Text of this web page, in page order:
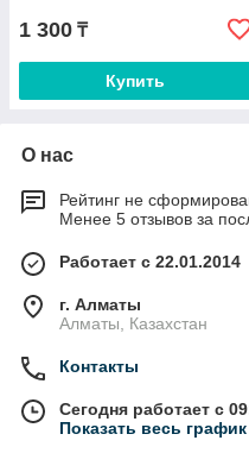
1 300 ₸
Купить
О нас
Рейтинг не
Менее 5 отзывов за
Работает с 22.01.2014
г. Алматы
Алматы, Казахстан
Контакты
Сегодня работает с
Показать весь